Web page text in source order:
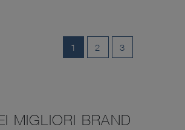
1 2 3
MIGLIORI BRAND